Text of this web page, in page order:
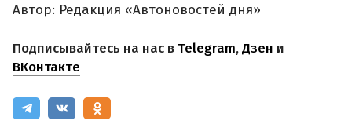
Автор: Редакция «Автоновостей дня»
Подписывайтесь на нас в Telegram,Дзен и
ВКонтакте